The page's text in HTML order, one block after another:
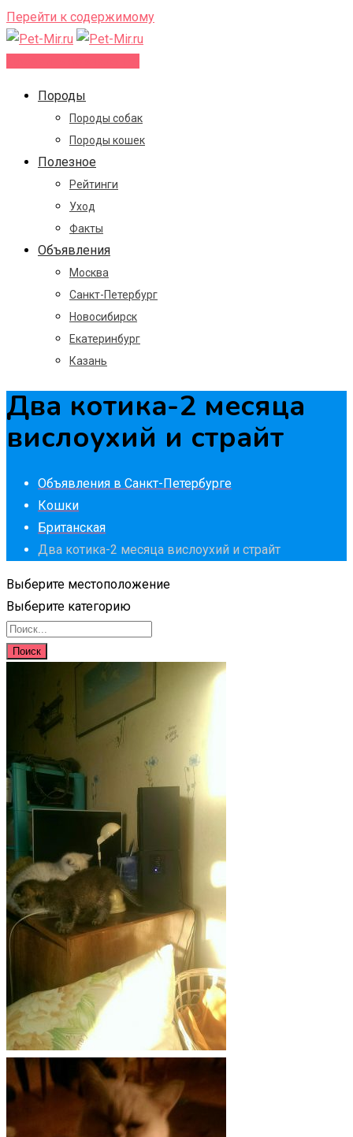
Перейти к содержимому
Породы
Породы собак
Породы кошек
Полезное
Рейтинги
Уход
Факты
Объявления
Москва
Санкт-Петербург
Новосибирск
Екатеринбург
Казань
Два котика-2 месяца
вислоухий и страйт
Объявления в Санкт-Петербурге
Кошки
Британская
Два котика-2 месяца вислоухий и страйт
Выберите местоположение
Выберите категорию
Поиск